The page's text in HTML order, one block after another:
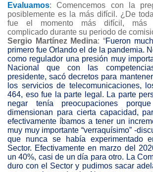
Evaluamos: Comencemos con la
posiblemente es la más difícil. ¿De
fue el momento más difícil, más
complicado durante su periodo de
Sergio Martínez Medina: “Fueron
primero fue Orlando el de la pandemia.
como regulador una presión muy
Nacional que con las
presidente, sacó decretos para
los servicios de telecomunicaciones,
464, eso fue la parte legal. La parte
negar tenía preocupaciones
dimensionan para cierta capacidad,
efectivamente íbamos a tener un
muy muy importante “verraquísimo” -
que nunca se había experimentado
Sector. Efectivamente en marzo del
un 40%, casi de un día para otro. La
duro con el Sector y pudimos sacar